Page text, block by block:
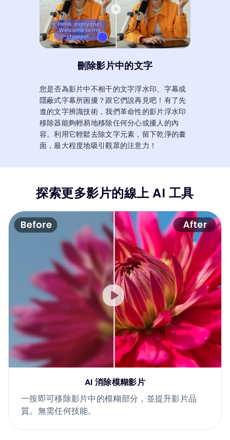
刪除影片中的文字
您是否為影片中不相干的文字浮水印、字幕或
隱蔽式字幕所困擾？跟它們說再見吧！有了先
進的文字辨識技術，我們革命性的影片浮水印
移除器能夠輕易地移除任何分心或擾人的內
容。利用它輕鬆去除文字元素，留下乾淨的畫
面，最大程度地吸引觀眾的注意力！
探索更多影片的線上 AI 工具
AI 消除模糊影片
一按即可移除影片中的模糊部分，並提升影片品
質。無需任何技能。